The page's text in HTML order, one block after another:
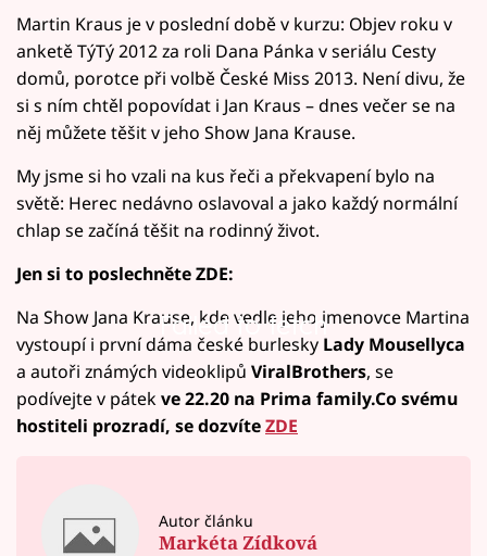
Martin Kraus je v poslední době v kurzu: Objev roku v
anketě TýTý 2012 za roli Dana Pánka v seriálu Cesty
domů, porotce při volbě České Miss 2013. Není divu, že
si s ním chtěl popovídat i Jan Kraus – dnes večer se na
něj můžete těšit v jeho Show Jana Krause.
My jsme si ho vzali na kus řeči a překvapení bylo na
světě: Herec nedávno oslavoval a jako každý normální
chlap se začíná těšit na rodinný život.
Jen si to poslechněte ZDE:
Failed to fetch
Na Show Jana Krause, kde vedle jeho jmenovce Martina
vystoupí i první dáma české burlesky Lady Mousellyca
a autoři známých videoklipů ViralBrothers, se
podívejte v pátek ve 22.20 na Prima family.Co svému
hostiteli prozradí, se dozvíteZDE
Autor článku
Markéta Zídková